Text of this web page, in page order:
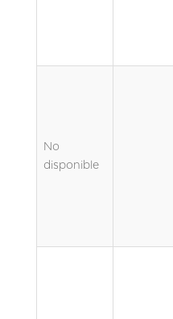
No
disponible